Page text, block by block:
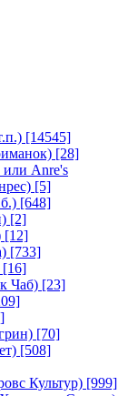
[14545]
[28]
Anre's
[5]
[648]
[2]
[12]
[733]
[16]
Чаб) [23]
[70]
[508]
Культур) [999]